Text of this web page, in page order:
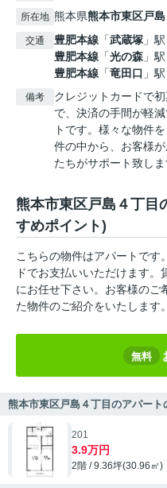
所在地 熊本県熊本市東区戸島
交通 豊肥本線 「武蔵塚 」
豊肥本線 「光の森 」
豊肥本線 「竜田口 」
備考
クレジットカードで
で、決済の手間が軽
トです。様々な物件
件の中から、お客様
たちがサポート致しま
熊本市東区戸島４丁目
すめポイント)
こちらの物件はアパートです
ドでお支払いいただけます
にお任せ下さい。お客様のご
た物件のご紹介をいたします
無料
熊本市東区戸島４丁目のアパート
201
3.9万円
2階 / 9.36坪(30.96㎡)